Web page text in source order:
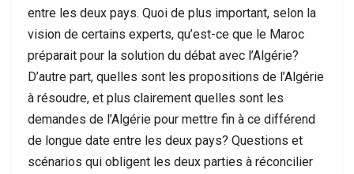
entre les deux pays. Quoi de plus important, selon la
vision de certains experts, qu’est-ce que le Maroc
préparait pour la solution du débat avec l’Algérie?
D’autre part, quelles sont les propositions de l’Algérie
à résoudre, et plus clairement quelles sont les
demandes de l’Algérie pour mettre fin à ce différend
de longue date entre les deux pays? Questions et
scénarios qui obligent les deux parties à réconcilier